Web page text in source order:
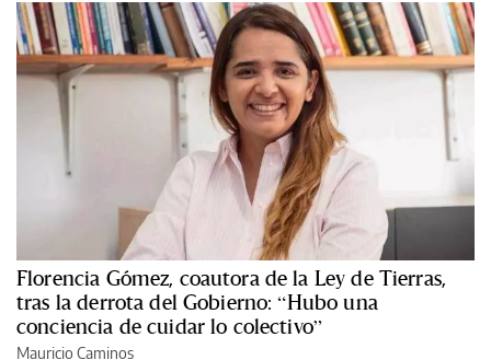
Florencia Gómez, coautora de la Ley de Tierras,
tras la derrota del Gobierno: “Hubo una
conciencia de cuidar lo colectivo”
Mauricio Caminos